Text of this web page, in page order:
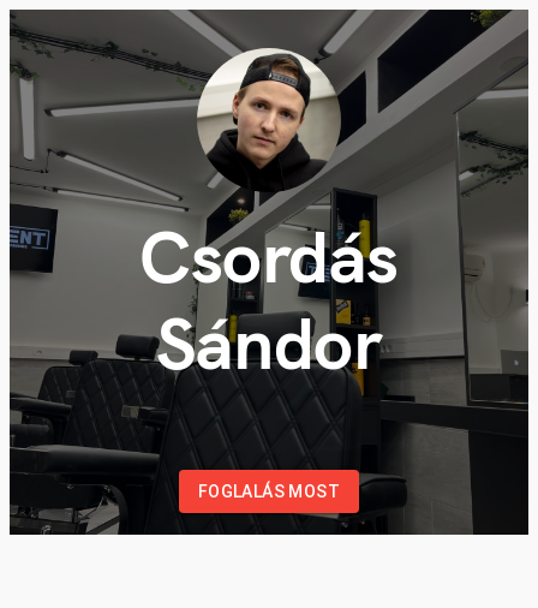
Csordás
Sándor
FOGLALÁS MOST